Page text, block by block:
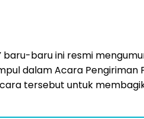
baru-baru ini resmi
dalam Acara Pengiriman
tersebut untuk